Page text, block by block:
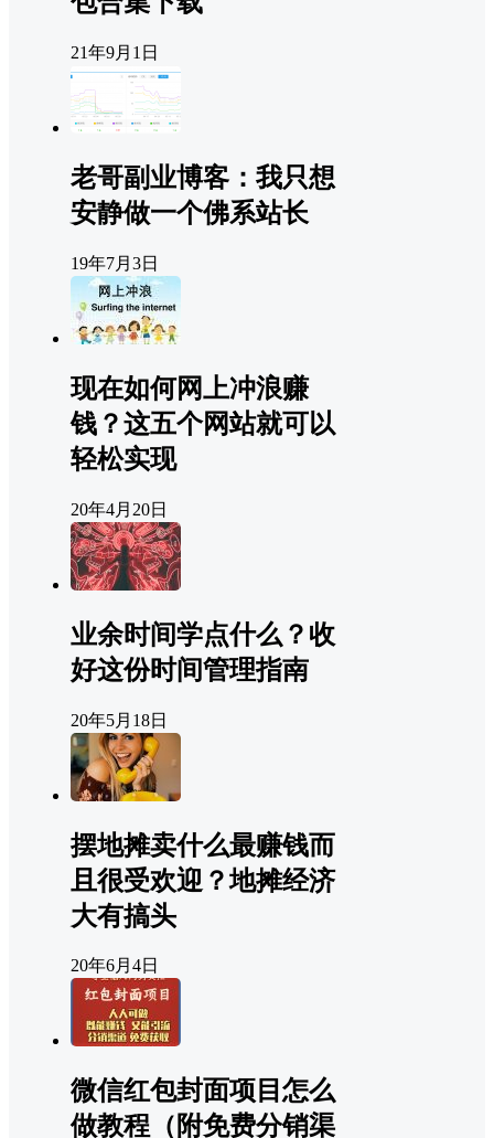
21年9月1日
老哥副业博客：我只想
安静做一个佛系站长
19年7月3日
现在如何网上冲浪赚
钱？这五个网站就可以
轻松实现
20年4月20日
业余时间学点什么？收
好这份时间管理指南
20年5月18日
摆地摊卖什么最赚钱而
且很受欢迎？地摊经济
大有搞头
20年6月4日
微信红包封面项目怎么
做教程（附免费分销渠